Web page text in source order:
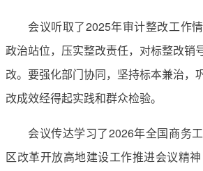
会议听取了2025年审计整改工作
政治站位，压实整改责任，对标整改销
改。要强化部门协同，坚持标本兼治，
改成效经得起实践和群众检验。
会议传达学习了2026年全国商务
区改革开放高地建设工作推进会议精